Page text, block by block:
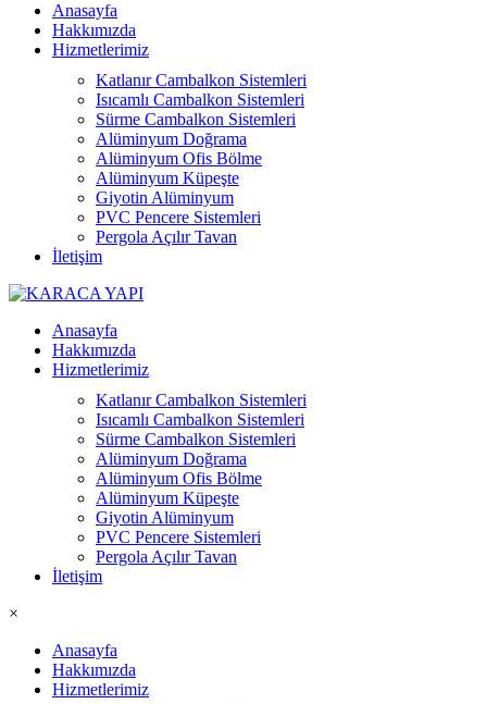
Anasayfa
Hakkımızda
Hizmetlerimiz
Katlanır Cambalkon Sistemleri
Isıcamlı Cambalkon Sistemleri
Sürme Cambalkon Sistemleri
Alüminyum Doğrama
Alüminyum Ofis Bölme
Alüminyum Küpeşte
Giyotin Alüminyum
PVC Pencere Sistemleri
Pergola Açılır Tavan
İletişim
Anasayfa
Hakkımızda
Hizmetlerimiz
Katlanır Cambalkon Sistemleri
Isıcamlı Cambalkon Sistemleri
Sürme Cambalkon Sistemleri
Alüminyum Doğrama
Alüminyum Ofis Bölme
Alüminyum Küpeşte
Giyotin Alüminyum
PVC Pencere Sistemleri
Pergola Açılır Tavan
İletişim
×
Anasayfa
Hakkımızda
Hizmetlerimiz